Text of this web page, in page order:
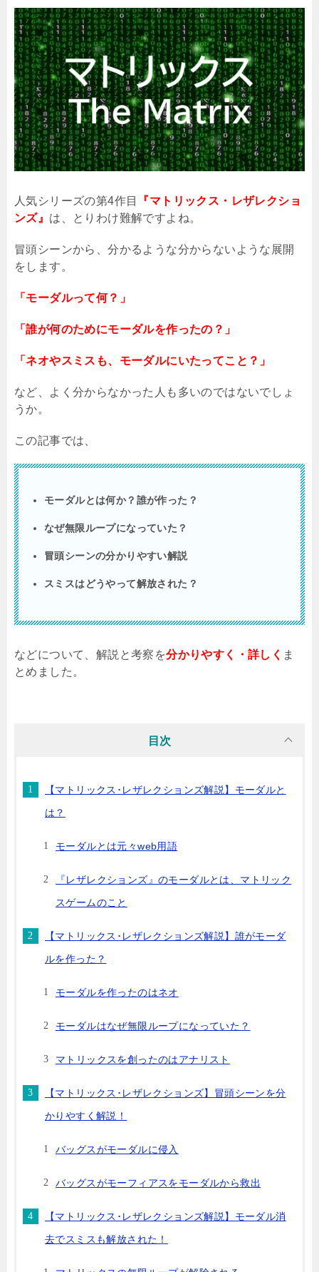
人気シリーズの第4作目
『マトリックス・レザレクショ
ンズ』 は、とりわけ難解ですよね。
冒頭シーンから、分かるような分からないような展開
をします。
「モーダルって何？」
「誰が何のためにモーダルを作ったの？」
「ネオやスミスも、モーダルにいたってこと？」
など、よく分からなかった人も多いのではないでしょ
うか。
この記事では、
モーダルとは何か？誰が作った？
なぜ無限ループになっていた？
冒頭シーンの分かりやすい解説
スミスはどうやって解放された？
などについて、解説と考察を分かりやすく・詳しく ま
とめました。
目次
【マトリックス･レザレクションズ解説】モーダルと
は？
モーダルとは元々web用語
『レザレクションズ』のモーダルとは、マトリック
スゲームのこと
【マトリックス･レザレクションズ解説】誰がモーダ
ルを作った？
モーダルを作ったのはネオ
モーダルはなぜ無限ループになっていた？
マトリックスを創ったのはアナリスト
【マトリックス･レザレクションズ】冒頭シーンを分
かりやすく解説！
バッグスがモーダルに侵入
バッグスがモーフィアスをモーダルから救出
【マトリックス･レザレクションズ解説】モーダル消
去でスミスも解放された！